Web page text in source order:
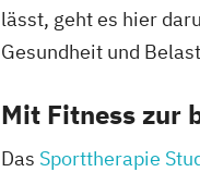
lässt, geht es hier
Gesundheit und
Mit Fitness zur
Das Sporttherapie